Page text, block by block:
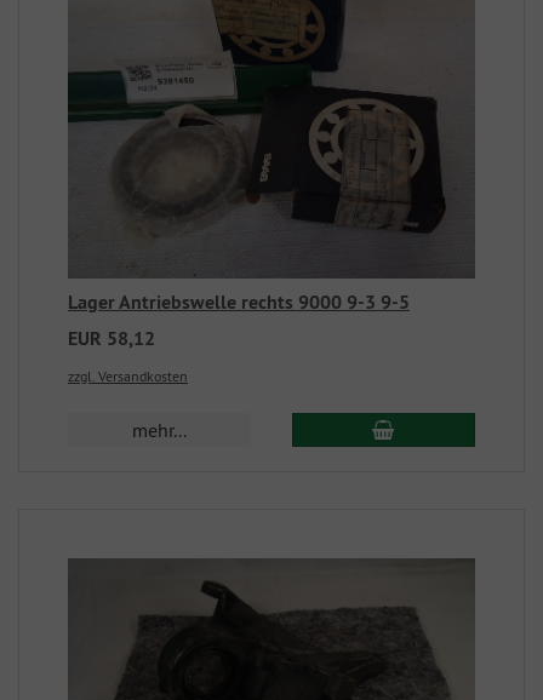
Lager Antriebswelle rechts 9000 9-3 9-5
EUR 58,12
zzgl. Versandkosten
mehr...